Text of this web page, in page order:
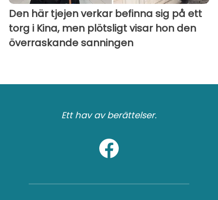
Den här tjejen verkar befinna sig på ett
torg i Kina, men plötsligt visar hon den
överraskande sanningen
Ett hav av berättelser.